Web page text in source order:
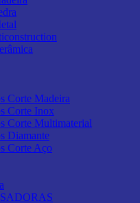
Corte Madeira
Corte Inox
Corte Multimaterial
Diamante
Corte Aço